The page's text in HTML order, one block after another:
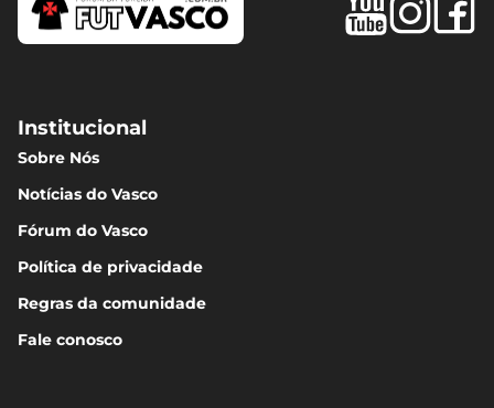
Institucional
Sobre Nós
Notícias do Vasco
Fórum do Vasco
Política de privacidade
Regras da comunidade
Fale conosco